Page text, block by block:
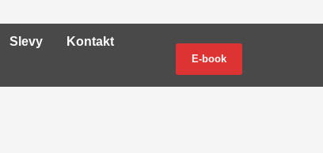
Slevy Kontakt
E-book